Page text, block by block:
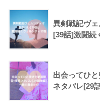
異剣戦記ヴ
[39話]激闘続
出会ってひ
ネタバレ[29